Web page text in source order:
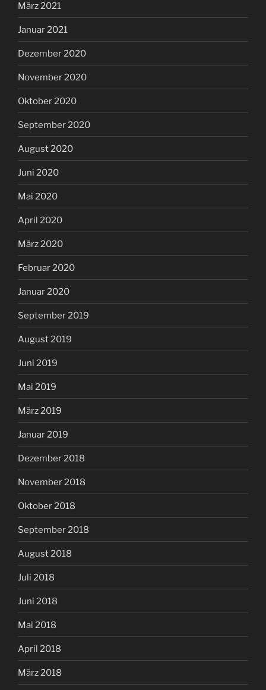
März 2021
Januar 2021
Dezember 2020
November 2020
Oktober 2020
September 2020
August 2020
Juni 2020
Mai 2020
April 2020
März 2020
Februar 2020
Januar 2020
September 2019
August 2019
Juni 2019
Mai 2019
März 2019
Januar 2019
Dezember 2018
November 2018
Oktober 2018
September 2018
August 2018
Juli 2018
Juni 2018
Mai 2018
April 2018
März 2018